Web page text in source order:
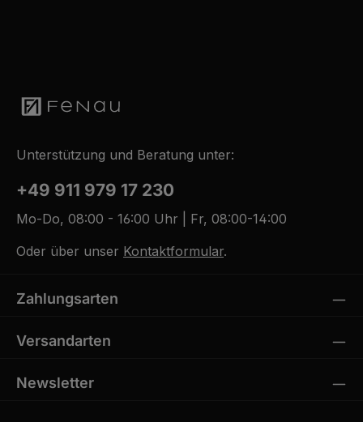
Unterstützung und Beratung unter:
+49 911 979 17 230
Mo-Do, 08:00 - 16:00 Uhr | Fr, 08:00-14:00
Oder über unser Kontaktformular.
Zahlungsarten
Versandarten
Newsletter